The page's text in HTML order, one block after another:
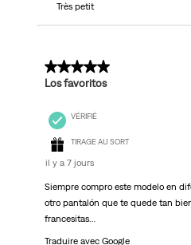
Très petit
5 sur 5 étoiles.
Los favoritos
VÉRIFIÉ
TIRAGE AU SORT
il y a 7 jours
Siempre compro este modelo en
otro pantalón que te quede tan
francesitas…
Traduire avec Google